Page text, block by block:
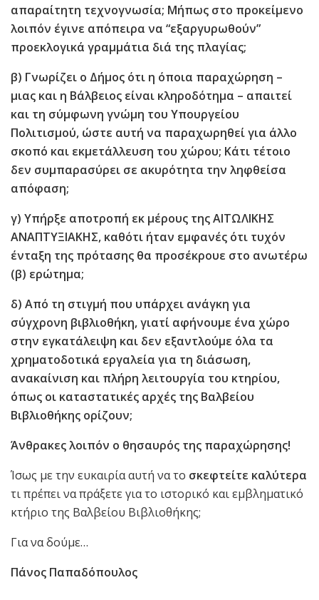
απαραίτητη τεχνογνωσία; Μήπως στο προκείμενο
λοιπόν έγινε απόπειρα να “εξαργυρωθούν”
προεκλογικά γραμμάτια διά της πλαγίας;
β) Γνωρίζει ο Δήμος ότι η όποια παραχώρηση –
μιας και η Βάλβειος είναι κληροδότημα – απαιτεί
και τη σύμφωνη γνώμη του Υπουργείου
Πολιτισμού, ώστε αυτή να παραχωρηθεί για άλλο
σκοπό και εκμετάλλευση του χώρου; Κάτι τέτοιο
δεν συμπαρασύρει σε ακυρότητα την ληφθείσα
απόφαση;
γ) Υπήρξε αποτροπή εκ μέρους της ΑΙΤΩΛΙΚΗΣ
ΑΝΑΠΤΥΞΙΑΚΗΣ, καθότι ήταν εμφανές ότι τυχόν
ένταξη της πρότασης θα προσέκρουε στο ανωτέρω
(β) ερώτημα;
δ) Από τη στιγμή που υπάρχει ανάγκη για
σύγχρονη βιβλιοθήκη, γιατί αφήνουμε ένα χώρο
στην εγκατάλειψη και δεν εξαντλούμε όλα τα
χρηματοδοτικά εργαλεία για τη διάσωση,
ανακαίνιση και πλήρη λειτουργία του κτηρίου,
όπως οι καταστατικές αρχές της Βαλβείου
Βιβλιοθήκης ορίζουν;
Άνθρακες λοιπόν ο θησαυρός της παραχώρησης!
Ίσως με την ευκαιρία αυτή να το σκεφτείτε καλύτερα
τι πρέπει να πράξετε για το ιστορικό και εμβληματικό
κτήριο της Βαλβείου Βιβλιοθήκης;
Για να δούμε…
Πάνος Παπαδόπουλος